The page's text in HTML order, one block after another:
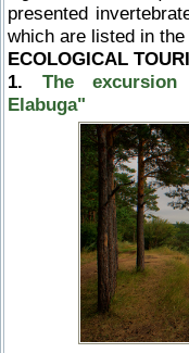
presented
which are listed in
ECOLOGICAL
1. The
Elabuga"